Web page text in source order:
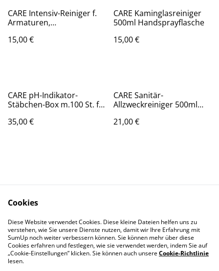
CARE Intensiv-Reiniger f.
Armaturen,
Spray CONEL
15,00 €
CARE Kaminglasreiniger
500ml Handsprayflasche
15,00 €
CARE pH-Indikator-
Stäbchen-Box m.100 St. f.
Farbskala CONEL
35,00 €
CARE Sanitär-
Allzweckreiniger 500ml
(gebrauchsfertig) CONEL
21,00 €
Bestimmungen
Datenschutzbestimm
ungen von SumUp
Cookie-Richtlinie
Impressum
Cookies
Diese Website verwendet Cookies. Diese kleine Dateien helfen uns zu
verstehen, wie Sie unsere Dienste nutzen, damit wir Ihre Erfahrung mit
SumUp noch weiter verbessern können. Sie können mehr über diese
Cookies erfahren und festlegen, wie sie verwendet werden, indem Sie auf
„Cookie-Einstellungen” klicken. Sie können auch unsereCookie-Richtlinie
lesen.